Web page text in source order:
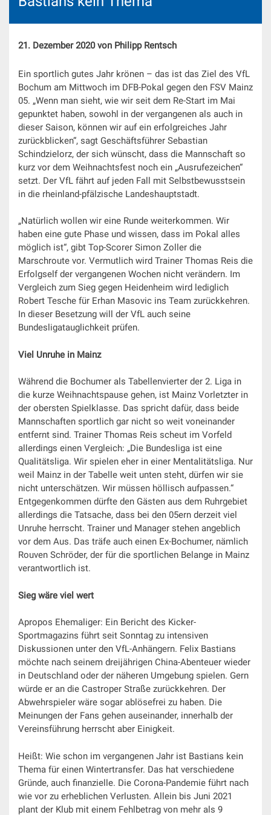
21. Dezember 2020 von Philipp Rentsch
Ein sportlich gutes Jahr krönen – das ist das Ziel des VfL
Bochum am Mittwoch im DFB-Pokal gegen den FSV Mainz
05. „Wenn man sieht, wie wir seit dem Re-Start im Mai
gepunktet haben, sowohl in der vergangenen als auch in
dieser Saison, können wir auf ein erfolgreiches Jahr
zurückblicken“, sagt Geschäftsführer Sebastian
Schindzielorz, der sich wünscht, dass die Mannschaft so
kurz vor dem Weihnachtsfest noch ein „Ausrufezeichen“
setzt. Der VfL fährt auf jeden Fall mit Selbstbewusstsein
in die rheinland-pfälzische Landeshauptstadt.
„Natürlich wollen wir eine Runde weiterkommen. Wir
haben eine gute Phase und wissen, dass im Pokal alles
möglich ist“, gibt Top-Scorer Simon Zoller die
Marschroute vor. Vermutlich wird Trainer Thomas Reis die
Erfolgself der vergangenen Wochen nicht verändern. Im
Vergleich zum Sieg gegen Heidenheim wird lediglich
Robert Tesche für Erhan Masovic ins Team zurückkehren.
In dieser Besetzung will der VfL auch seine
Bundesligatauglichkeit prüfen.
Viel Unruhe in Mainz
Während die Bochumer als Tabellenvierter der 2. Liga in
die kurze Weihnachtspause gehen, ist Mainz Vorletzter in
der obersten Spielklasse. Das spricht dafür, dass beide
Mannschaften sportlich gar nicht so weit voneinander
entfernt sind. Trainer Thomas Reis scheut im Vorfeld
allerdings einen Vergleich: „Die Bundesliga ist eine
Qualitätsliga. Wir spielen eher in einer Mentalitätsliga. Nur
weil Mainz in der Tabelle weit unten steht, dürfen wir sie
nicht unterschätzen. Wir müssen höllisch aufpassen.“
Entgegenkommen dürfte den Gästen aus dem Ruhrgebiet
allerdings die Tatsache, dass bei den 05ern derzeit viel
Unruhe herrscht. Trainer und Manager stehen angeblich
vor dem Aus. Das träfe auch einen Ex-Bochumer, nämlich
Rouven Schröder, der für die sportlichen Belange in Mainz
verantwortlich ist.
Sieg wäre viel wert
Apropos Ehemaliger: Ein Bericht des Kicker-
Sportmagazins führt seit Sonntag zu intensiven
Diskussionen unter den VfL-Anhängern. Felix Bastians
möchte nach seinem dreijährigen China-Abenteuer wieder
in Deutschland oder der näheren Umgebung spielen. Gern
würde er an die Castroper Straße zurückkehren. Der
Abwehrspieler wäre sogar ablösefrei zu haben. Die
Meinungen der Fans gehen auseinander, innerhalb der
Vereinsführung herrscht aber Einigkeit.
Heißt: Wie schon im vergangenen Jahr ist Bastians kein
Thema für einen Wintertransfer. Das hat verschiedene
Gründe, auch finanzielle. Die Corona-Pandemie führt nach
wie vor zu erheblichen Verlusten. Allein bis Juni 2021
plant der Klub mit einem Fehlbetrag von mehr als 9